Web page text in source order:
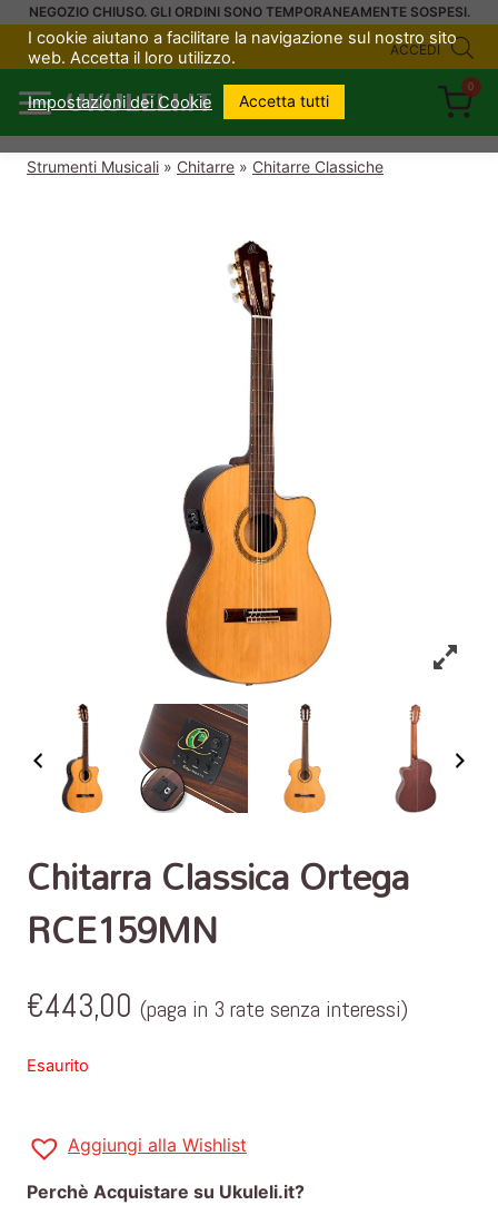
SaltaNEGOZIO CHIUSO. GLI ORDINI SONO TEMPORANEAMENTE SOSPESI.
ACCEDI
UKULELI.IT
0
Strumenti Musicali » Chitarre » Chitarre Classiche
Chitarra Classica Ortega
RCE159MN
€443,00 (paga in 3 rate senza interessi)
Esaurito
Aggiungi alla Wishlist
Perchè Acquistare su Ukuleli.it?
I cookie aiutano a facilitare la navigazione sul nostro sito
web. Accetta il loro utilizzo.
Impostazioni dei Cookie Accetta tutti